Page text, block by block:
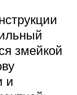
змейкой
и